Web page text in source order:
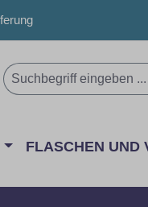
FLASCHEN UND